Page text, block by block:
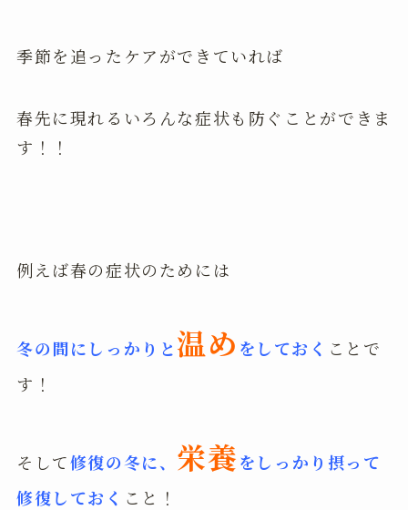
季節を追ったケアができていれば
春先に現れるいろんな症状も防ぐことができま
す！！
例えば春の症状のためには
冬の間にしっかりと 温め をしておく ことで
す！
そして修復の冬に、 栄養をしっかり摂って
修復しておく こと！